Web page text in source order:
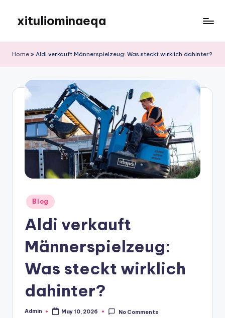
content
xituliominaeqa
Home » Aldi verkauft Männerspielzeug: Was steckt wirklich dahinter?
Posted
in
Blog
Aldi verkauft
Männerspielzeug:
Was steckt wirklich
dahinter?
Posted
Admin May 10, 2026 No Comments